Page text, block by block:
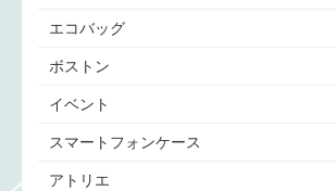
エコバッグ
ボストン
イベント
スマートフォンケース
アトリエ